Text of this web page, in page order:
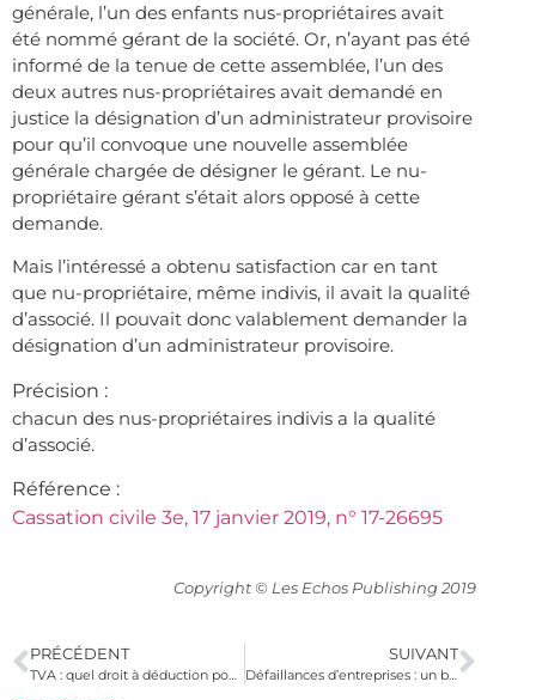
générale, l’un des enfants nus-propriétaires avait
été nommé gérant de la société. Or, n’ayant pas été
informé de la tenue de cette assemblée, l’un des
deux autres nus-propriétaires avait demandé en
justice la désignation d’un administrateur provisoire
pour qu’il convoque une nouvelle assemblée
générale chargée de désigner le gérant. Le nu-
propriétaire gérant s’était alors opposé à cette
demande.
Mais l’intéressé a obtenu satisfaction car en tant
que nu-propriétaire, même indivis, il avait la qualité
d’associé. Il pouvait donc valablement demander la
désignation d’un administrateur provisoire.
Précision :
chacun des nus-propriétaires indivis a la qualité
d’associé.
Référence :
Cassation civile 3e, 17 janvier 2019, n° 17-26695
Copyright © Les Echos Publishing 2019
PRÉCÉDENT SUIVANT
Défaillances d’entreprises : un bilan 2018 en demi-teinte